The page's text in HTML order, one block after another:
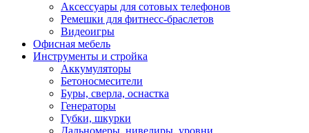
Аксессуары для сотовых телефонов
Ремешки для фитнесс-браслетов
Видеоигры
Офисная мебель
Инструменты и стройка
Аккумуляторы
Бетоносмесители
Буры, сверла, оснастка
Генераторы
Губки, шкурки
Дальномеры, нивелиры, уровни